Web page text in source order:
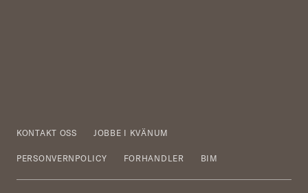
KONTAKT OSS JOBBE I KVÄNUM
PERSONVERNPOLICY FORHANDLER BIM